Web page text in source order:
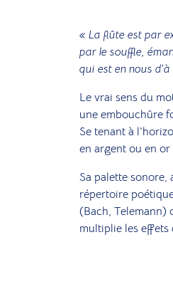
« La flûte est par
par le souffle,
qui est en nous
Le vrai sens du
une embouchûre
Se tenant à
en argent ou en or
Sa palette sonore,
répertoire
(Bach, Telemann)
multiplie les effets